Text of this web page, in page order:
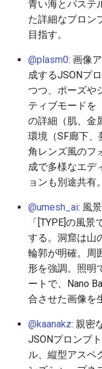
2026-06-14
2026-06-12
2026-06-11
2026-06-10
2026-06-09
2026-06-07
2026-06-06
2026-06-05
2026-06-04
2026-06-03
青い海とパステ
た詳細なプロン
目指す。
@plasm0: 画像
成するJSONプ
つつ、ポーズや
ティブモードを
の詳細（肌、金
環境（SF廊下
角レンズ風のフ
成で多様なエデ
ョンも別途共有。
@umesh_ai: 風
「[TYPE]の風
する。洞窟は山
輪郭が明確。周
形を強調。照明
ートで、Nano
合させた画像を
@kaanakz: 親密
JSONプロンプ
ル、縦型アスペ